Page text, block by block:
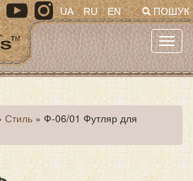
ПОШУК
UA RU EN
Стиль » Ф-06/01 Футляр для